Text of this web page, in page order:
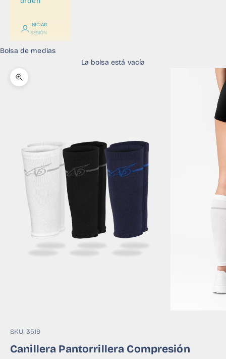
INICIAR
SESIÓN
Bolsa de medias
La bolsa está vacía
Zoom
SKU: 3519
Canillera Pantorrillera Compresión